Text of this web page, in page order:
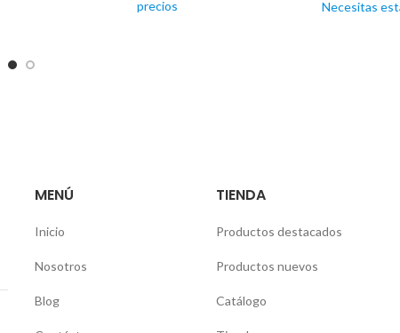
precios
Necesitas
MENÚ
Inicio
Nosotros
Blog
TIENDA
Productos destacados
Productos nuevos
Catálogo